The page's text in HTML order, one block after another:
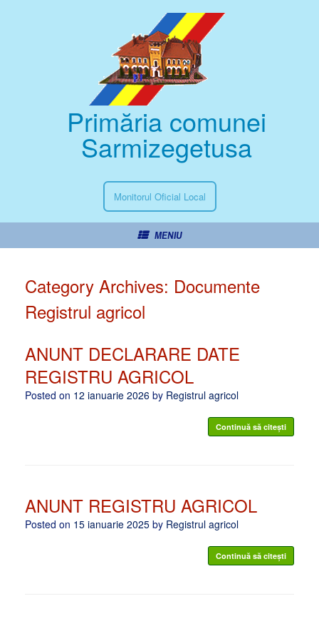
Primăria comunei
Sarmizegetusa
Monitorul Oficial Local
MENIU
Category Archives: Documente
Registrul agricol
ANUNT DECLARARE DATE
REGISTRU AGRICOL
Posted on 12 ianuarie 2026 by Registrul agricol
Continuă să citești
ANUNT REGISTRU AGRICOL
Posted on 15 ianuarie 2025 by Registrul agricol
Continuă să citești